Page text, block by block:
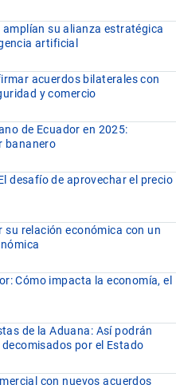
su alianza estratégica
artificial
acuerdos bilaterales con
y comercio
de Ecuador en 2025:
bananero
desafío de aprovechar el precio
relación económica con un
Cómo impacta la economía, el
de la Aduana: Así podrán
por el Estado
con nuevos acuerdos